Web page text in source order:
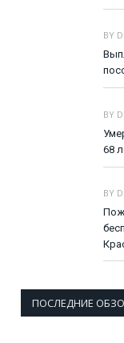
BY
BY
68
BY
ПОСЛЕДНИЕ